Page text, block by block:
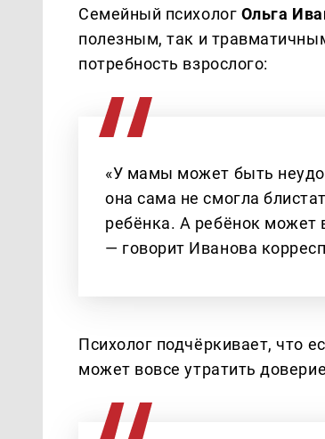
Семейный психолог Ольга
полезным, так и
потребность взрослого:
«У мамы может быть
она сама не смогла
ребёнка. А ребёнок может
— говорит Иванова
Психолог подчёркивает, что
может вовсе утратить